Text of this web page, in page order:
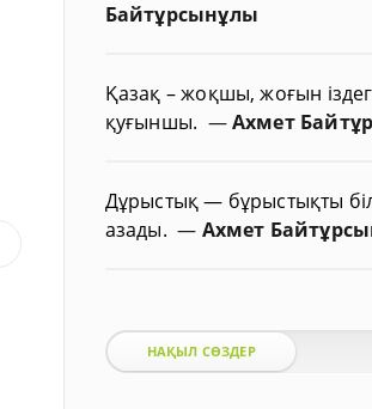
Байтұрсынұлы
Қазақ – жоқшы, жоғын
қуғыншы. —Ахмет
Дұрыстық — бұрыстықты
азады.— Ахмет
НАҚЫЛ СӨЗДЕР